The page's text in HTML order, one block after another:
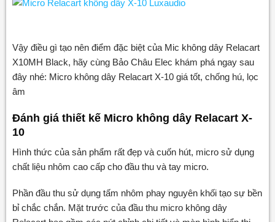
Vậy điều gì tạo nên điểm đặc biệt của Mic không dây Relacart
X10MH Black, hãy cùng Bảo Châu Elec khám phá ngay sau
đây nhé: Micro không dây Relacart X-10 giá tốt, chống hú, lọc
âm
Đánh giá thiết kế Micro không dây Relacart X-
10
Hình thức của sản phẩm rất đẹp và cuốn hút, micro sử dụng
chất liệu nhôm cao cấp cho đầu thu và tay micro.
Phần đầu thu sử dụng tấm nhôm phay nguyên khối tạo sự bền
bỉ chắc chắn. Mặt trước của đầu thu micro không dây